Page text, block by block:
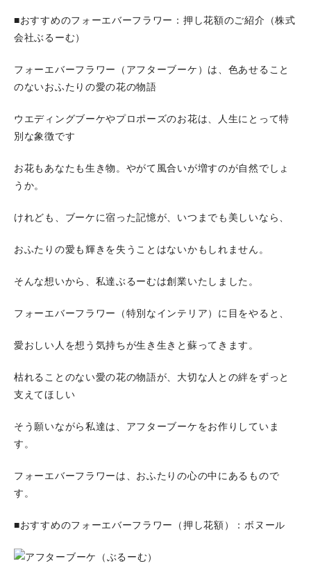
■おすすめのフォーエバーフラワー：押し花額のご紹介（株式
会社ぶるーむ）
フォーエバーフラワー（アフターブーケ）は、色あせること
のないおふたりの愛の花の物語
ウエディングブーケやプロポーズのお花は、人生にとって特
別な象徴です
お花もあなたも生き物。やがて風合いが増すのが自然でしょ
うか。
けれども、ブーケに宿った記憶が、いつまでも美しいなら、
おふたりの愛も輝きを失うことはないかもしれません。
そんな想いから、私達ぶるーむは創業いたしました。
フォーエバーフラワー（特別なインテリア）に目をやると、
愛おしい人を想う気持ちが生き生きと蘇ってきます。
枯れることのない愛の花の物語が、大切な人との絆をずっと
支えてほしい
そう願いながら私達は、アフターブーケをお作りしていま
す。
フォーエバーフラワーは、おふたりの心の中にあるもので
す。
■おすすめのフォーエバーフラワー（押し花額）：ボヌール